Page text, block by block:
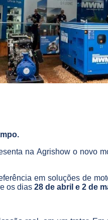
na Agrishow o novo
em soluções de
os dias 28 de abril e 2 de